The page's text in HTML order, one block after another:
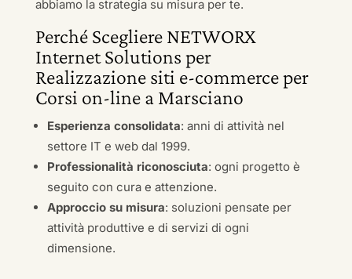
abbiamo la strategia su misura per te.
Perché Scegliere NETWORX
Internet Solutions per
Realizzazione siti e-commerce per
Corsi on-line a Marsciano
Esperienza consolidata: anni di attività nel
settore IT e web dal 1999.
Professionalità riconosciuta: ogni progetto è
seguito con cura e attenzione.
Approccio su misura: soluzioni pensate per
attività produttive e di servizi di ogni
dimensione.